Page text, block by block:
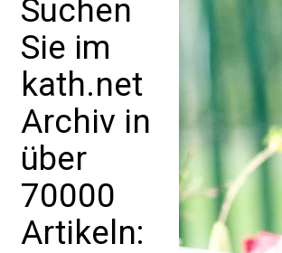
Suchen
Sie im
kath.net
Archiv in
über
70000
Artikeln: